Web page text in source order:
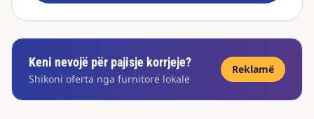
Keni nevojë për pajisje korrjeje?
Shikoni oferta nga furnitorë lokalë
Reklamë